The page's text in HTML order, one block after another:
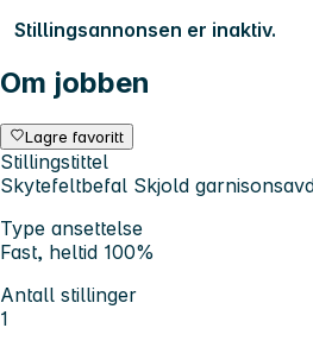
Stillingsannonsen er inaktiv.
Om jobben
Lagre favoritt
Stillingstittel
Skytefeltbefal Skjold
Type ansettelse
Fast, heltid 100%
Antall stillinger
1